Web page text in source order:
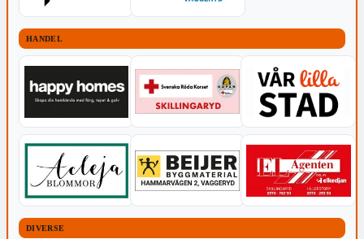
HANDEL
DIVERSE